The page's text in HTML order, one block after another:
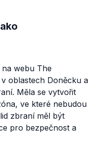
webu The
oblastech Doněcku a
Měla se vytvořit
ve které nebudou
zbraní měl být
pro bezpečnost a